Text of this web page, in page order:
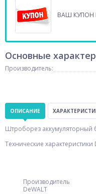
ВАШ КУПОН
Основные
Производитель:
ОПИСАНИЕ
Штроборез аккумуляторный
Технические характеристики
Производитель
DeWALT